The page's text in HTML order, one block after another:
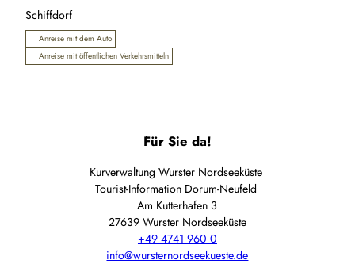
Schiffdorf
Anreise mit dem Auto
Anreise mit öffentlichen Verkehrsmitteln
Für Sie da!
Kurverwaltung Wurster Nordseeküste
Tourist-Information Dorum-Neufeld
Am Kutterhafen 3
27639 Wurster Nordseeküste
+49 4741 960 0
info@wursternordseekueste.de